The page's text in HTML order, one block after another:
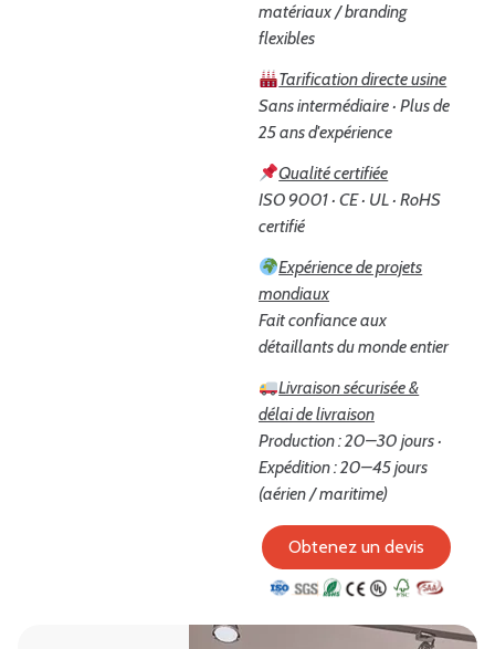
matériaux / branding
flexibles
Tarification directe usine
Sans intermédiaire · Plus de
25 ans d'expérience
Qualité certifiée
ISO 9001 · CE · UL · RoHS
certifié
Expérience de projets
mondiaux
Fait confiance aux
détaillants du monde entier
Livraison sécurisée &
délai de livraison
Production : 20–30 jours ·
Expédition : 20–45 jours
(aérien / maritime)
Obtenez un devis